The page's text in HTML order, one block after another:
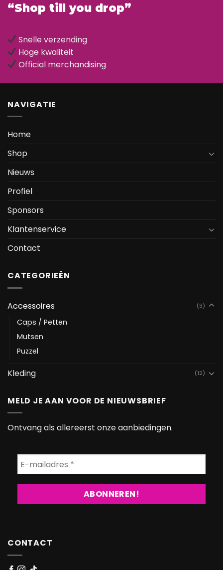
“Shop till you drop”
Snelle verzending
Hoge kwaliteit
Official merchandising
NAVIGATIE
Home
Shop
Nieuws
Profiel
Sponsors
Klantenservice
Contact
CATEGORIEËN
Accessoires (3)
Caps / Petten
Mutsen
Puzzel
Kleding (12)
MELD JE AAN VOOR DE NIEUWSBRIEF
Ontvang als allereerst onze aanbiedingen.
CONTACT